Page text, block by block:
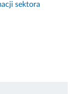
sektora